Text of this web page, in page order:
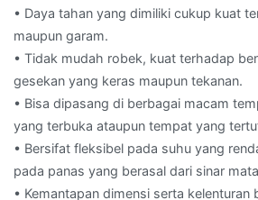
• Daya tahan yang dimiliki cukup kuat
maupun garam.
• Tidak mudah robek, kuat terhadap
gesekan yang keras maupun tekanan.
• Bisa dipasang di berbagai macam
yang terbuka ataupun tempat yang
• Bersifat fleksibel pada suhu yang
pada panas yang berasal dari sinar
• Kemantapan dimensi serta kelenturan